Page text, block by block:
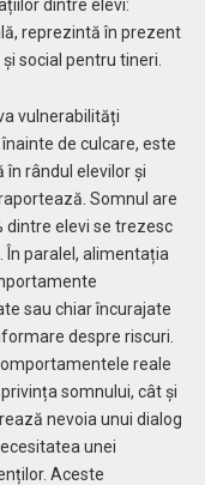
dintre elevi:
reprezintă în prezent
social pentru tineri.
vulnerabilități
de culcare, este
rândul elevilor și
Somnul are
dintre elevi se trezesc
În paralel, alimentația
sau chiar încurajate
despre riscuri.
reale
somnului, cât și
nevoia unui dialog
unei
Aceste